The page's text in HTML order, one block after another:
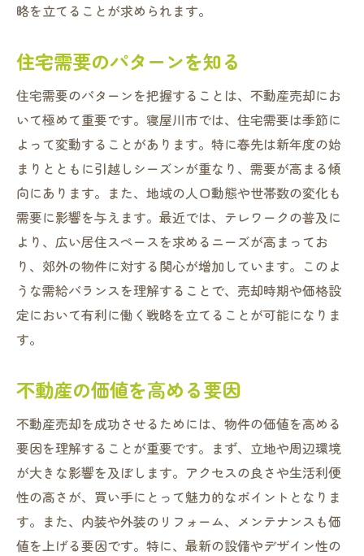
略を立てることが求められます。
住宅需要のパターンを知る
住宅需要のパターンを把握することは、不動産売却にお
いて極めて重要です。寝屋川市では、住宅需要は季節に
よって変動することがあります。特に春先は新年度の始
まりとともに引越しシーズンが重なり、需要が高まる傾
向にあります。また、地域の人口動態や世帯数の変化も
需要に影響を与えます。最近では、テレワークの普及に
より、広い居住スペースを求めるニーズが高まってお
り、郊外の物件に対する関心が増加しています。このよ
うな需給バランスを理解することで、売却時期や価格設
定において有利に働く戦略を立てることが可能になりま
す。
不動産の価値を高める要因
不動産売却を成功させるためには、物件の価値を高める
要因を理解することが重要です。まず、立地や周辺環境
が大きな影響を及ぼします。アクセスの良さや生活利便
性の高さが、買い手にとって魅力的なポイントとなりま
す。また、内装や外装のリフォーム、メンテナンスも価
値を上げる要因です。特に、最新の設備やデザイン性の